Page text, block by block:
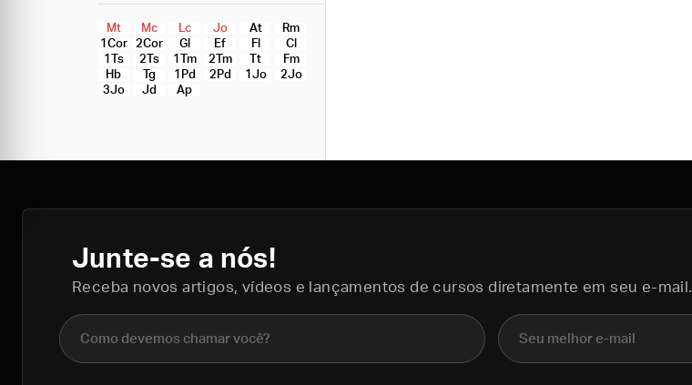
Mt Mc Lc Jo At
Rm
1Cor
2Cor Gl Ef Fl
Cl
1Ts
2Ts 1Tm 2Tm Tt
Fm
Hb
Tg 1Pd 2Pd 1Jo
2Jo
3Jo
Jd Ap
Junte-se a nós!
Receba novos artigos, vídeos e lançamentos de cursos diretamente em seu e-mail.
Nome completo E-mail